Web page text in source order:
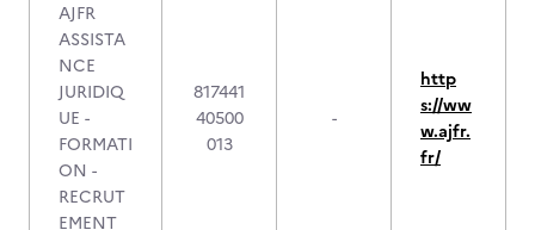
AJFR
ASSISTA
NCE
JURIDIQ
UE -
FORMATI
ON -
RECRUT
EMENT
817441
40500
013
-
http
s://ww
w.ajfr.
fr/